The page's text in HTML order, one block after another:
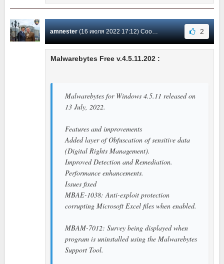
amnester(16 июля 2022 17:12) Сообщение #1804 2
Malwarebytes Free v.4.5.11.202 :
Malwarebytes for Windows 4.5.11 released on
13 July, 2022.
Features and improvements
Added layer of Obfuscation of sensitive data
(Digital Rights Management).
Improved Detection and Remediation.
Performance enhancements.
Issues fixed
MBAE-1038: Anti-exploit protection
corrupting Microsoft Excel files when enabled.
MBAM-7012: Survey being displayed when
program is uninstalled using the Malwarebytes
Support Tool.